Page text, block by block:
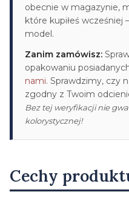
obecnie w magazynie,
które kupiłeś wcześniej
model.
Zanim zamówisz:
opakowaniu
nami. Sprawdzimy, czy
zgodny z Twoim
Bez tej weryfikacji nie
kolorystycznej!
Cechy